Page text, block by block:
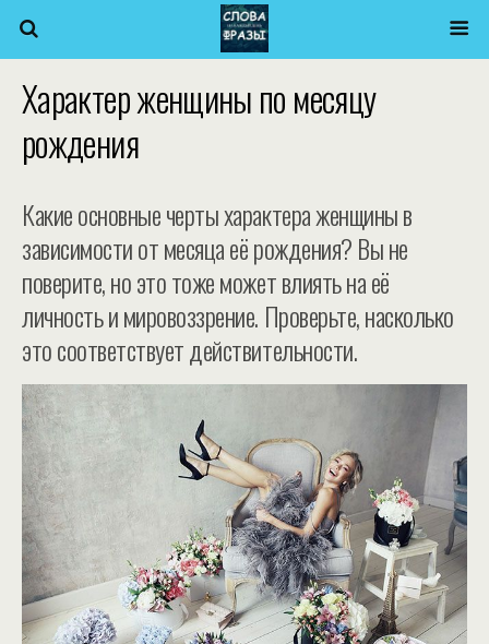
Характер женщины по месяцу
рождения
Какие основные черты характера женщины в
зависимости от месяца её рождения? Вы не
поверите, но это тоже может влиять на её
личность и мировоззрение. Проверьте, насколько
это соответствует действительности.